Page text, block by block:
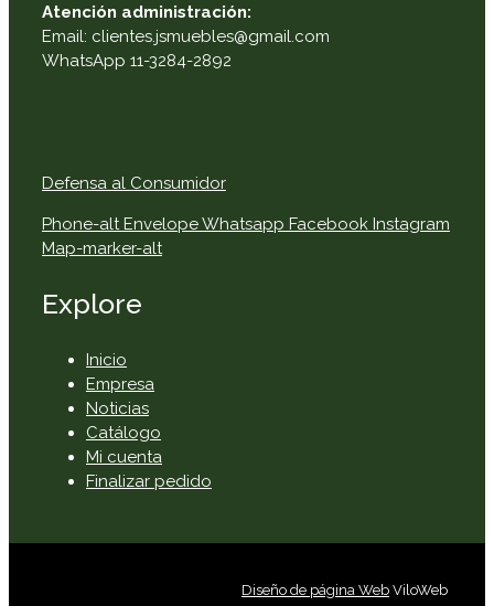
Atención administración:
Email: clientes.jsmuebles@gmail.com
WhatsApp 11-3284-2892
Defensa al Consumidor
Phone-alt EnvelopeWhatsapp Facebook Instagram
Map-marker-alt
Explore
Inicio
Empresa
Noticias
Catálogo
Mi cuenta
Finalizar pedido
Diseño de página Web ViloWeb